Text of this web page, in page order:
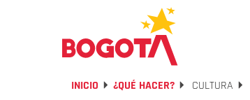
INICIO ¿QUÉ HACER? CULTURA